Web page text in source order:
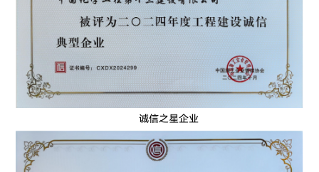
诚信之星企业